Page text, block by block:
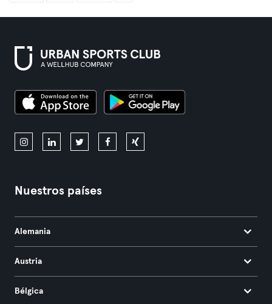
Nuestros países
Alemania
Austria
Bélgica